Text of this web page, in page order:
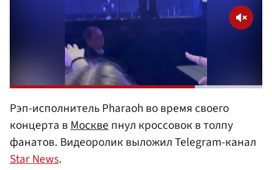
Рэп-исполнитель Pharaoh во время своего
концерта вМосквепнул кроссовок в толпу
фанатов. Видеоролик выложил Telegram-канал
Star News.